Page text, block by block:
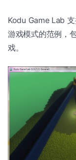
Kodu Game Lab
游戏模式的范例，
戏。